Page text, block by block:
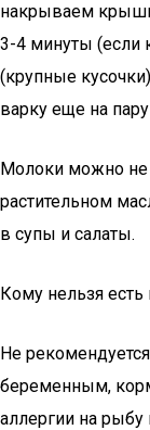
накрываем
3-4 минуты (если
(крупные
варку еще на
Молоки можно не
растительном
в супы и салаты.
Кому нельзя есть
Не
беременным,
аллергии на